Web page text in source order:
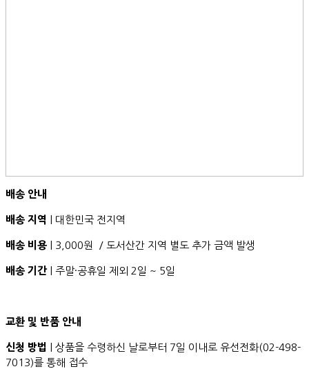
배송 안내
배송 지역 | 대한민국 전지역
배송 비용 | 3,000원 / 도서산간 지역 별도 추가 금액 발생
배송 기간| 주말·공휴일 제외 2일 ~ 5일
교환 및 반품 안내
신청 방법
| 상품을 수령하신 날로부터 7일 이내로 유선전화(02-498-
7013)를 통해 접수